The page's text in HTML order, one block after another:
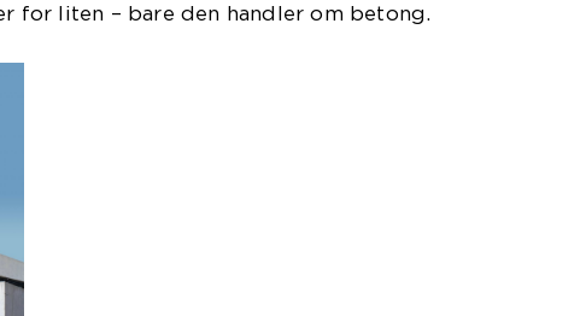
for liten – bare den handler om betong.